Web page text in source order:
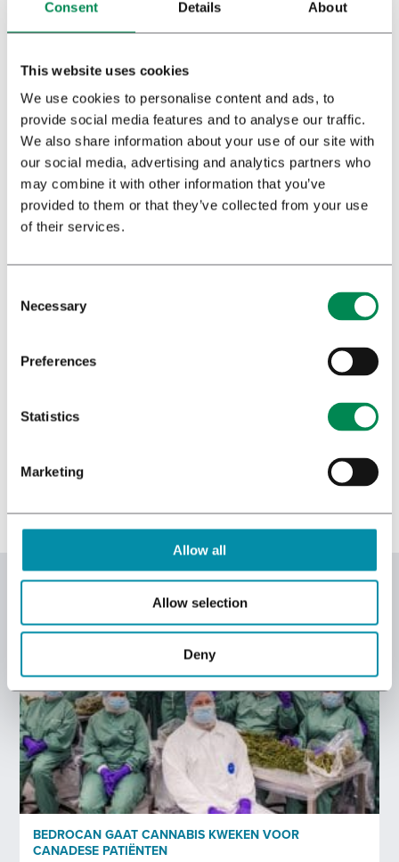
Consent Details About
This website uses cookies
We use cookies to personalise content and ads, to
provide social media features and to analyse our traffic.
We also share information about your use of our site with
our social media, advertising and analytics partners who
may combine it with other information that you’ve
provided to them or that they’ve collected from your use
of their services.
Necessary
Preferences
Statistics
Marketing
Allow all
Allow selection
Deny
*)Privacybeleid
Verstuur
Achternaam*
Beroep*
Nieuwsbrief *
Ja
Ik heb het privacybeleid* van Bedrocan gelezen en ga
BEDROCAN GAAT CANNABIS KWEKEN VOOR
CANADESE PATIËNTEN